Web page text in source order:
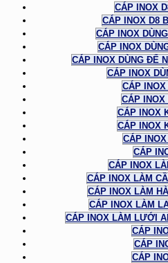
CÁP INOX
CÁP INOX D8
CÁP INOX
CÁP INOX
CÁP INOX DÙNG ĐỂ
CÁP INOX
CÁP
CÁP INOX
CÁP INOX
CÁP INOX
CÁP
CÁP
CÁP INOX
CÁP INOX LÀM
CÁP INOX LÀM
CÁP INOX LÀM
CÁP INOX LÀM LƯỚI
CÁP
CÁP
CÁP